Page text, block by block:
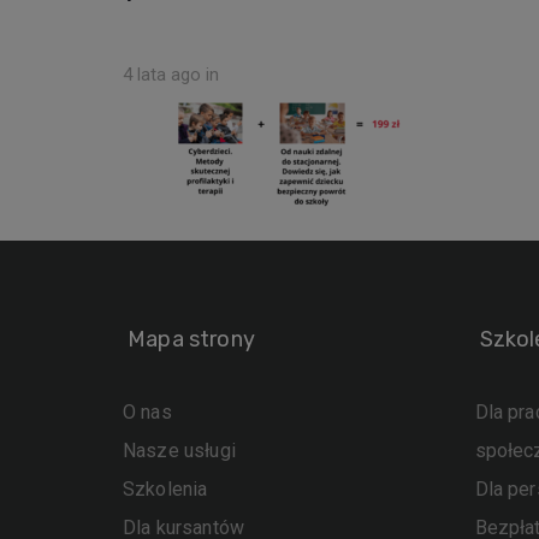
4 lata ago in
Mapa strony
O nas
Nasze usługi
Szkolenia
Dla kursantów
Dla
Dla